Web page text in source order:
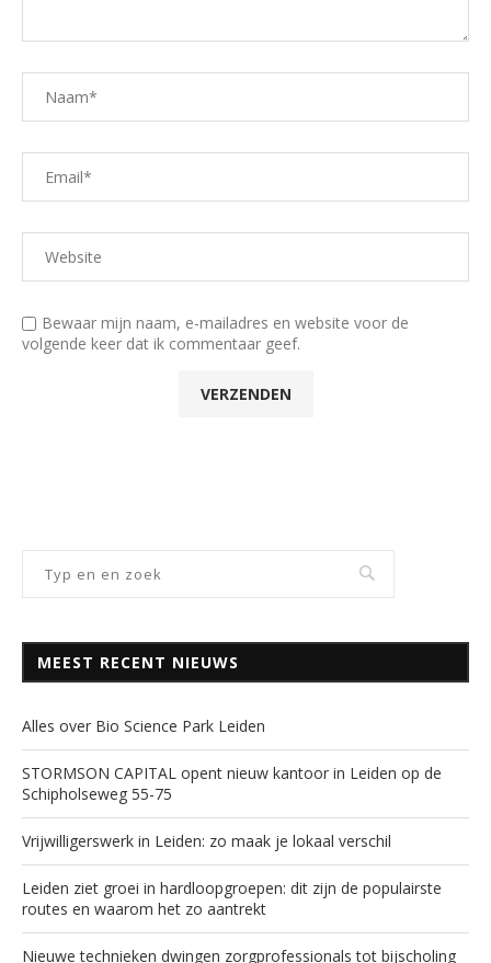
Bewaar mijn naam, e-mailadres en website voor de
volgende keer dat ik commentaar geef.
MEEST RECENT NIEUWS
Alles over Bio Science Park Leiden
STORMSON CAPITAL opent nieuw kantoor in Leiden op de
Schipholseweg 55-75
Vrijwilligerswerk in Leiden: zo maak je lokaal verschil
Leiden ziet groei in hardloopgroepen: dit zijn de populairste
routes en waarom het zo aantrekt
Nieuwe technieken dwingen zorgprofessionals tot bijscholing